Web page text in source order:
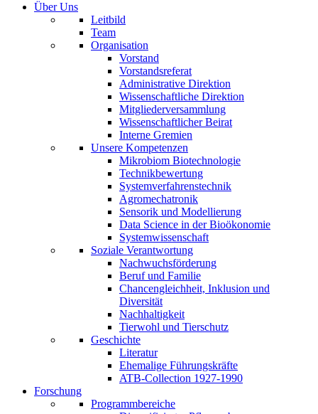
Über Uns
Leitbild
Team
Organisation
Vorstand
Vorstandsreferat
Administrative Direktion
Wissenschaftliche Direktion
Mitgliederversammlung
Wissenschaftlicher Beirat
Interne Gremien
Unsere Kompetenzen
Mikrobiom Biotechnologie
Technikbewertung
Systemverfahrenstechnik
Agromechatronik
Sensorik und Modellierung
Data Science in der Bioökonomie
Systemwissenschaft
Soziale Verantwortung
Nachwuchsförderung
Beruf und Familie
Chancengleichheit, Inklusion und
Diversität
Nachhaltigkeit
Tierwohl und Tierschutz
Geschichte
Literatur
Ehemalige Führungskräfte
ATB-Collection 1927-1990
Forschung
Programmbereiche